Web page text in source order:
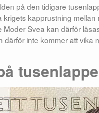
på den tidigare
kapprustning
Svea kan därför
inte kommer att vika